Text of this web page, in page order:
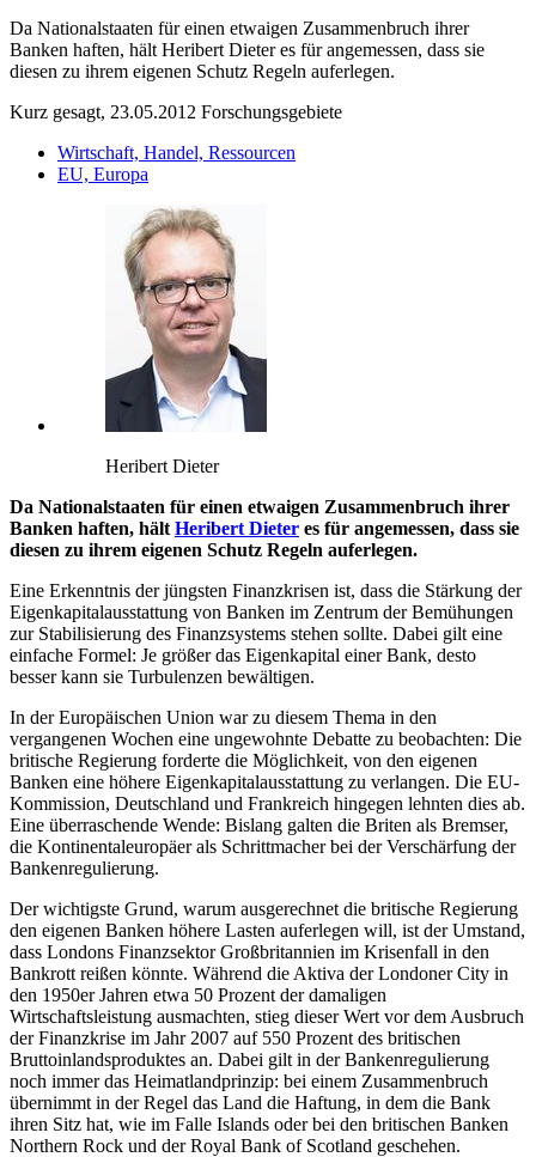
Da Nationalstaaten für einen etwaigen Zusammenbruch ihrer
Banken haften, hält Heribert Dieter es für angemessen, dass sie
diesen zu ihrem eigenen Schutz Regeln auferlegen.
Kurz gesagt, 23.05.2012 Forschungsgebiete
Wirtschaft, Handel, Ressourcen
EU, Europa
Heribert Dieter
Da Nationalstaaten für einen etwaigen Zusammenbruch ihrer
Banken haften, hält Heribert Dieter es für angemessen, dass sie
diesen zu ihrem eigenen Schutz Regeln auferlegen.
Eine Erkenntnis der jüngsten Finanzkrisen ist, dass die Stärkung der
Eigenkapitalausstattung von Banken im Zentrum der Bemühungen
zur Stabilisierung des Finanzsystems stehen sollte. Dabei gilt eine
einfache Formel: Je größer das Eigenkapital einer Bank, desto
besser kann sie Turbulenzen bewältigen.
In der Europäischen Union war zu diesem Thema in den
vergangenen Wochen eine ungewohnte Debatte zu beobachten: Die
britische Regierung forderte die Möglichkeit, von den eigenen
Banken eine höhere Eigenkapitalausstattung zu verlangen. Die EU-
Kommission, Deutschland und Frankreich hingegen lehnten dies ab.
Eine überraschende Wende: Bislang galten die Briten als Bremser,
die Kontinentaleuropäer als Schrittmacher bei der Verschärfung der
Bankenregulierung.
Der wichtigste Grund, warum ausgerechnet die britische Regierung
den eigenen Banken höhere Lasten auferlegen will, ist der Umstand,
dass Londons Finanzsektor Großbritannien im Krisenfall in den
Bankrott reißen könnte. Während die Aktiva der Londoner City in
den 1950er Jahren etwa 50 Prozent der damaligen
Wirtschaftsleistung ausmachten, stieg dieser Wert vor dem Ausbruch
der Finanzkrise im Jahr 2007 auf 550 Prozent des britischen
Bruttoinlandsproduktes an. Dabei gilt in der Bankenregulierung
noch immer das Heimatlandprinzip: bei einem Zusammenbruch
übernimmt in der Regel das Land die Haftung, in dem die Bank
ihren Sitz hat, wie im Falle Islands oder bei den britischen Banken
Northern Rock und der Royal Bank of Scotland geschehen.